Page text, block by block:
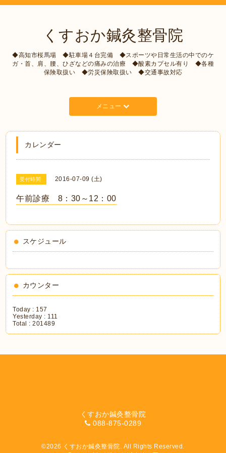
くすおか鍼灸整骨院
◆高知市桜馬場 ◆駐車場４台完備 ◆スポーツや日常生活の中でのケ
ガ・首、肩、腰、ひざなどの痛みの治療 ◆酸素カプセル有り ◆各種
保険取扱い ◆労災保険取扱い ◆交通事故対応
メニュー
カレンダー
受付時間 2016-07-09 (土)
午前診療 8：30～12：00
スケジュール
カウンター
Today : 157
Yesterday : 111
Total :201489
くすおか鍼灸整骨院
088-875-0289
©2026 くすおか鍼灸整骨院. All Rights Reserved.